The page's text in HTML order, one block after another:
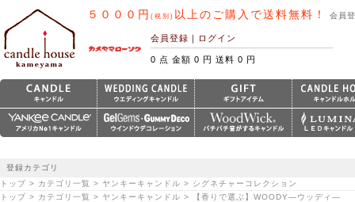
５０００円 (税別) 以上のご購入で送料無料！ 会員
会員登録 ｜ ログイン
0 点 金額 0 円 送料 0 円
登録カテゴリ
トップ > カテゴリ一覧 > ヤンキーキャンドル > シグネチャーコレクション
トップ > カテゴリ一覧 > ヤンキーキャンドル > 【香りで選ぶ】WOODY―ウッディ―